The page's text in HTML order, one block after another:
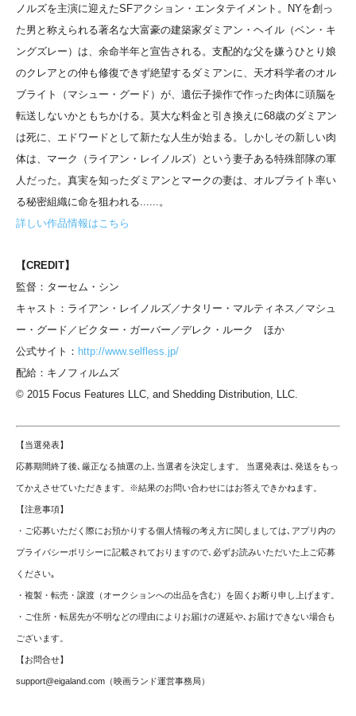
ノルズを主演に迎えたSFアクション・エンタテイメント。NYを創っ
た男と称えられる著名な大富豪の建築家ダミアン・ヘイル（ベン・キ
ングズレー）は、余命半年と宣告される。支配的な父を嫌うひとり娘
のクレアとの仲も修復できず絶望するダミアンに、天才科学者のオル
ブライト（マシュー・グード）が、遺伝子操作で作った肉体に頭脳を
転送しないかともちかける。莫大な料金と引き換えに68歳のダミアン
は死に、エドワードとして新たな人生が始まる。しかしその新しい肉
体は、マーク（ライアン・レイノルズ）という妻子ある特殊部隊の軍
人だった。真実を知ったダミアンとマークの妻は、オルブライト率い
る秘密組織に命を狙われる......。
詳しい作品情報はこちら
【CREDIT】
監督：ターセム・シン
キャスト：ライアン・レイノルズ／ナタリー・マルティネス／マシュ
ー・グード／ビクター・ガーバー／デレク・ルーク ほか
公式サイト： http://www.selfless.jp/
配給：キノフィルムズ
© 2015 Focus Features LLC, and Shedding Distribution, LLC.
【当選発表】
応募期間終了後､厳正なる抽選の上､当選者を決定します。 当選発表は､発送をもっ
てかえさせていただきます。※結果のお問い合わせにはお答えできかねます。
【注意事項】
・ご応募いただく際にお預かりする個人情報の考え方に関しましては､アプリ内の
プライバシーポリシーに記載されておりますので､必ずお読みいただいた上ご応募
ください｡
・複製・転売・譲渡（オークションへの出品を含む）を固くお断り申し上げます。
・ご住所・転居先が不明などの理由によりお届けの遅延や､お届けできない場合も
ございます。
【お問合せ】
support@eigaland.com （映画ランド運営事務局）